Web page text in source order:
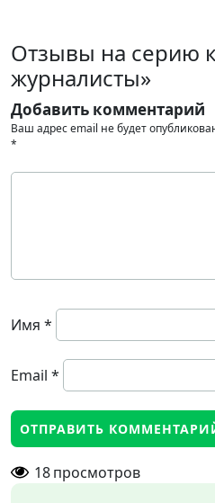
Отзывы на серию
журналисты»
Добавить комментарий
Ваш адрес email не будет
*
Имя *
Email *
18просмотров